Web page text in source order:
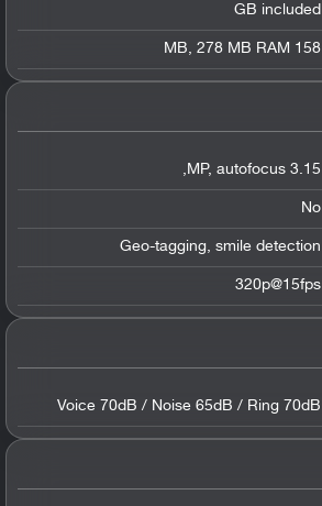
GB included
158 MB, 278 MB RAM
3.15 MP, autofocus,
No
Geo-tagging, smile detection
320p@15fps
Voice 70dB / Noise 65dB / Ring 70dB